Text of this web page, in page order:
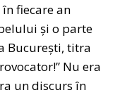
fiecare an
și o parte
București, titra
Nu era
un discurs în